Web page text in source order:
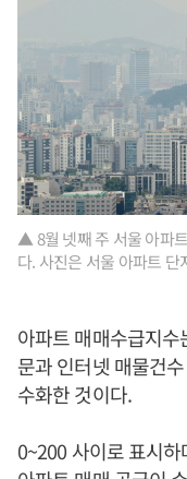
▲ 8월 넷째 주 서울 아파
다. 사진은 서울 아파트 단
아파트 매매수급지
문과 인터넷 매물건
수화한 것이다.
0~200 사이로 표시